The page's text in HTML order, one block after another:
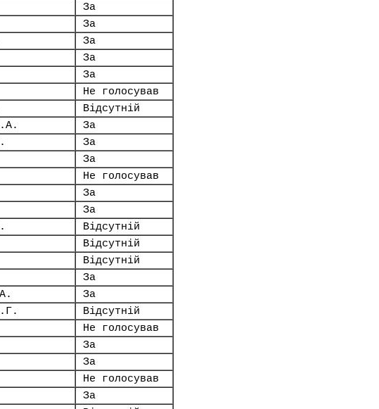
За
За
За
За
За
Не голосував
Відсутній
За
За
За
Не голосував
За
За
Відсутній
Відсутній
Відсутній
За
За
Відсутній
Не голосував
За
За
Не голосував
За